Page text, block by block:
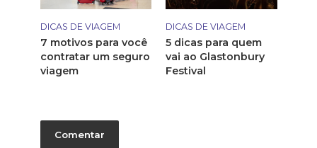
DICAS DE VIAGEM
7 motivos para você
contratar um seguro
viagem
DICAS DE VIAGEM
5 dicas para quem
vai ao Glastonbury
Festival
Comentar